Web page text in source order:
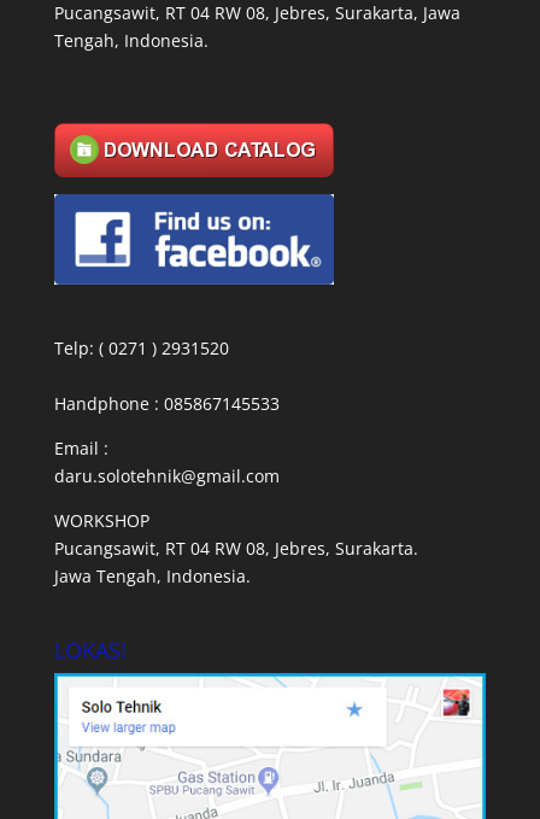
Pucangsawit, RT 04 RW 08, Jebres, Surakarta, Jawa
Tengah, Indonesia.
Telp: ( 0271 ) 2931520
Handphone : 085867145533
Email :
daru.solotehnik@gmail.com
WORKSHOP
Pucangsawit, RT 04 RW 08, Jebres, Surakarta.
Jawa Tengah, Indonesia.
LOKASI